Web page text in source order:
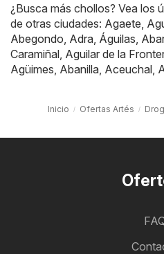
¿Busca más chollos? Vea los
de otras ciudades: Agaete
Abegondo Adra Águilas
Caramiñal Aguilar de la
Agüimes Abanilla Aceuchal
Inicio Ofertas Artés